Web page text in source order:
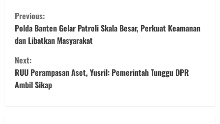
C
o
n
t
i
Previous:
Polda Banten Gelar Patroli Skala Besar, Perkuat Keamanan
dan Libatkan Masyarakat
Next:
RUU Perampasan Aset, Yusril: Pemerintah Tunggu DPR
Ambil Sikap